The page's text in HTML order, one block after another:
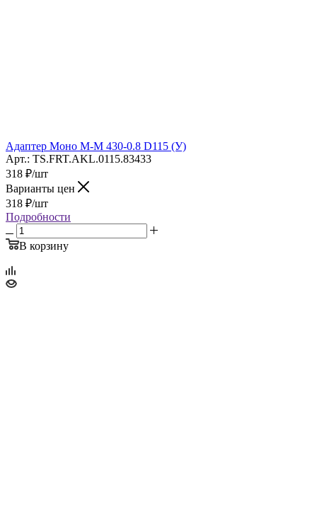
Адаптер Моно М-М 430-0.8 D115 (У)
Арт.: TS.FRT.AKL.0115.83433
318 ₽/шт
Варианты цен
318 ₽/шт
Подробности
В корзину